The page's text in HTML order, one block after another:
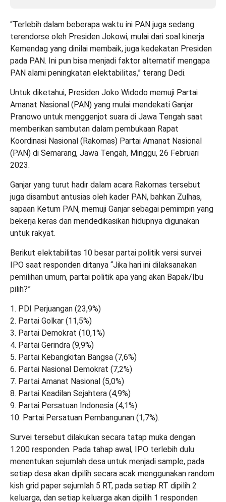
“Terlebih dalam beberapa waktu ini PAN juga sedang
terendorse oleh Presiden Jokowi, mulai dari soal kinerja
Kemendag yang dinilai membaik, juga kedekatan Presiden
pada PAN. Ini pun bisa menjadi faktor alternatif mengapa
PAN alami peningkatan elektabilitas,” terang Dedi.
Untuk diketahui, Presiden Joko Widodo memuji Partai
Amanat Nasional (PAN) yang mulai mendekati Ganjar
Pranowo untuk menggenjot suara di Jawa Tengah saat
memberikan sambutan dalam pembukaan Rapat
Koordinasi Nasional (Rakornas) Partai Amanat Nasional
(PAN) di Semarang, Jawa Tengah, Minggu, 26 Februari
2023.
Ganjar yang turut hadir dalam acara Rakornas tersebut
juga disambut antusias oleh kader PAN, bahkan Zulhas,
sapaan Ketum PAN, memuji Ganjar sebagai pemimpin yang
bekerja keras dan mendedikasikan hidupnya digunakan
untuk rakyat.
Berikut elektabilitas 10 besar partai politik versi survei
IPO saat responden ditanya “Jika hari ini dilaksanakan
pemilihan umum, partai politik apa yang akan Bapak/Ibu
pilih?”
1. PDI Perjuangan (23,9%)
2. Partai Golkar (11,5%)
3. Partai Demokrat (10,1%)
4. Partai Gerindra (9,9%)
5. Partai Kebangkitan Bangsa (7,6%)
6. Partai Nasional Demokrat (7,2%)
7. Partai Amanat Nasional (5,0%)
8. Partai Keadilan Sejahtera (4,9%)
9. Partai Persatuan Indonesia (4,1%)
10. Partai Persatuan Pembangunan (1,7%).
Survei tersebut dilakukan secara tatap muka dengan
1.200 responden. Pada tahap awal, IPO terlebih dulu
menentukan sejumlah desa untuk menjadi sample, pada
setiap desa akan dipilih secara acak menggunakan random
kish grid paper sejumlah 5 RT, pada setiap RT dipilih 2
keluarga, dan setiap keluarga akan dipilih 1 responden